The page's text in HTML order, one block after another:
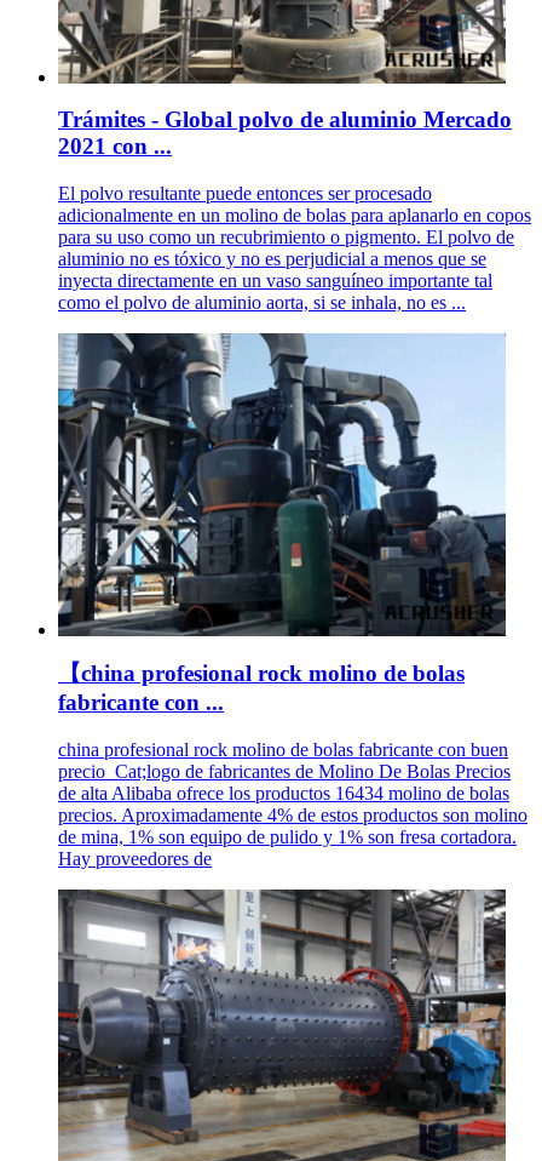
Trámites - Global polvo de aluminio Mercado
2021 con ...
El polvo resultante puede entonces ser procesado
adicionalmente en un molino de bolas para aplanarlo en copos
para su uso como un recubrimiento o pigmento. El polvo de
aluminio no es tóxico y no es perjudicial a menos que se
inyecta directamente en un vaso sanguíneo importante tal
como el polvo de aluminio aorta, si se inhala, no es ...
【china profesional rock molino de bolas
fabricante con ...
china profesional rock molino de bolas fabricante con buen
precio_Cat;logo de fabricantes de Molino De Bolas Precios
de alta Alibaba ofrece los productos 16434 molino de bolas
precios. Aproximadamente 4% de estos productos son molino
de mina, 1% son equipo de pulido y 1% son fresa cortadora.
Hay proveedores de